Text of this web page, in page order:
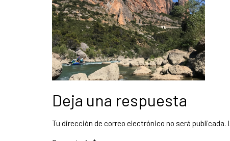
Deja una respuesta
Tu dirección de correo electrónico no será publicada.